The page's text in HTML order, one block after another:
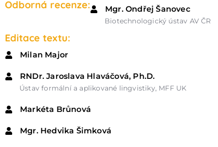
Odborná recenze: Mgr. Ondřej Šanovec
Biotechnologický ústav AV ČR
Editace textu:
Milan Major
RNDr. Jaroslava Hlaváčová, Ph.D.
Ústav formální a aplikované lingvistiky, MFF UK
Markéta Brůnová
Mgr. Hedvika Šimková